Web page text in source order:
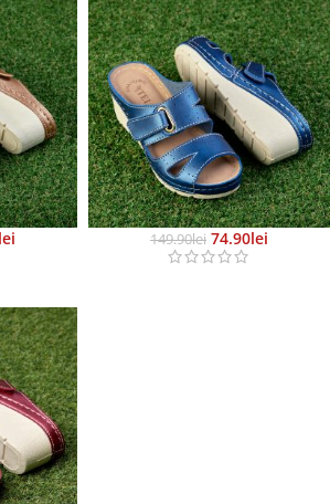
Lei 149.90Lei 74.90Lei